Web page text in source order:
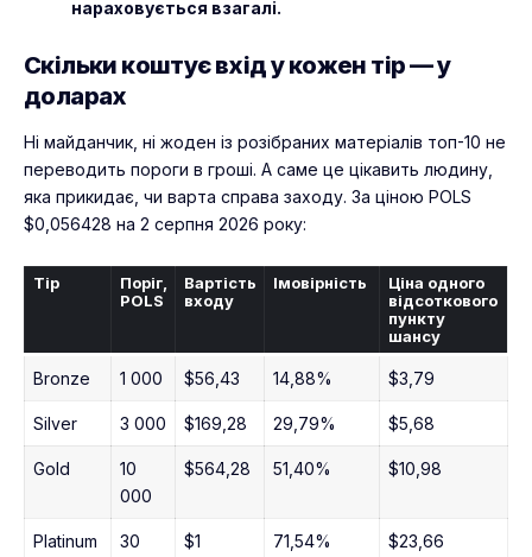
нараховується взагалі.
Скільки коштує вхід у кожен тір — у
доларах
Ні майданчик, ні жоден із розібраних матеріалів топ-10 не
переводить пороги в гроші. А саме це цікавить людину,
яка прикидає, чи варта справа заходу. За ціною POLS
$0,056428 на 2 серпня 2026 року:
Тір
Поріг,
POLS
Вартість
входу
Імовірність
Ціна одного
відсоткового
пункту
шансу
Bronze 1 000 $56,43 14,88% $3,79
Silver 3 000 $169,28 29,79% $5,68
Gold
10
000
$564,28 51,40% $10,98
Platinum
30
$1
71,54% $23,66